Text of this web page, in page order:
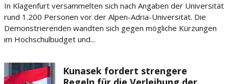
In Klagenfurt versammelten sich nach Angaben der Universität
rund 1.200 Personen vor der Alpen-Adria-Universität. Die
Demonstrierenden wandten sich gegen mögliche Kürzungen
im Hochschulbudget und...
Kunasek fordert strengere